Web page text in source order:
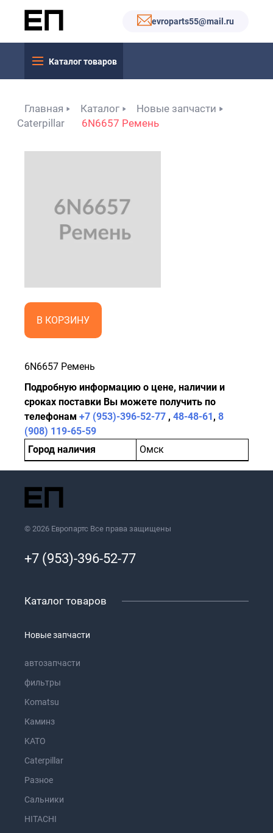
evroparts55@mail.ru
Каталог товаров
Главная Каталог
Новые запчасти
Caterpillar
6N6657 Ремень
В КОРЗИНУ
6N6657 Ремень
Подробную информацию о цене, наличии и
сроках поставки Вы можете получить по
телефонам +7 (953)-396-52-77 , 48-48-61, 8
(908) 119-65-59
Город наличия
Омск
© 2026 Европартс Все права защищены
+7 (953)-396-52-77
Каталог товаров
Новые запчасти
автозапчасти
фильтры
Komatsu
Каминз
KATO
Caterpillar
Разное
Сальники
HITACHI